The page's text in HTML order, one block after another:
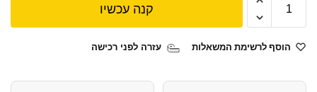
קנה עכשיו
הוסף לרשימת המשאלות עזרה לפני רכישה